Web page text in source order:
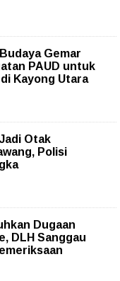
Gemar
PAUD untuk
Kayong Utara
Otak
Polisi
Dugaan
DLH Sanggau